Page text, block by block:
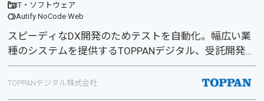
IT・ソフトウェア
Autify NoCode Web
スピーディなDX開発のためテストを自動化。幅広い業
種のシステムを提供するTOPPANデジタル、受託開発の
現場
TOPPANデジタル株式会社